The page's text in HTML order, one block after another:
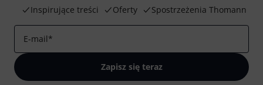
Inspirujące treści
Oferty Spostrzeżenia Thomann
E-mail*
Zapisz się teraz